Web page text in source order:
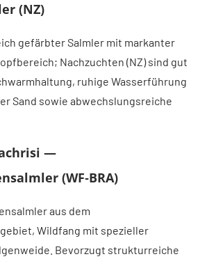
(NZ)
gefärbter Salmler mit markanter
Nachzuchten (NZ) sind gut
ruhige Wasserführung
Sand sowie abwechslungsreiche
—
(WF‑BRA)
aus dem
Wildfang mit spezieller
Bevorzugt strukturreiche